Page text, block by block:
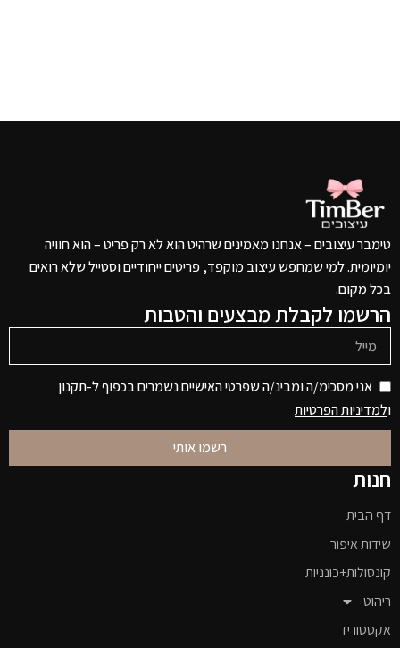
טימבר עיצובים – אנחנו מאמינים שרהיט הוא לא רק פריט – הוא חוויה
יומיומית. למי שמחפש עיצוב מוקפד, פריטים ייחודיים וסטייל שלא רואים
בכל מקום.
הרשמו לקבלת מבצעים והטבות
אני מסכימ/ה ומבינ/ה שפרטי האישיים נשמרים בכפוף ל-תקנון
ולמדיניות הפרטיות
רשמו אותי
חנות
דף הבית
שידות איפור
קונסולות+כונניות
ריהוט
אקססוריז